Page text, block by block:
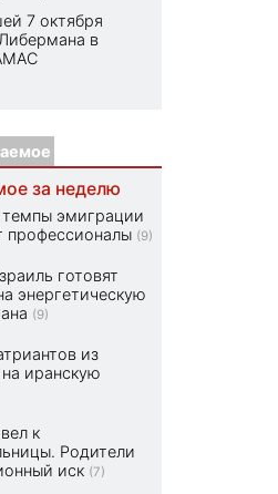
7 октября
в
за неделю
эмиграции
профессионалы (9)
готовят
энергетическую
(9)
из
иранскую
к
Родители
иск (7)